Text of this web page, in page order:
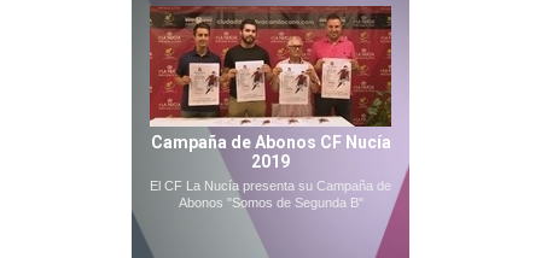
Campaña de Abonos CF Nucía
2019
El CF La Nucía presenta su Campaña de
Abonos "Somos de Segunda B"